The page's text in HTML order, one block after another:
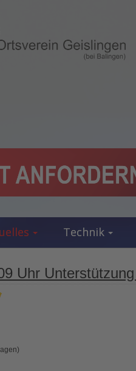
Technik
Uhr